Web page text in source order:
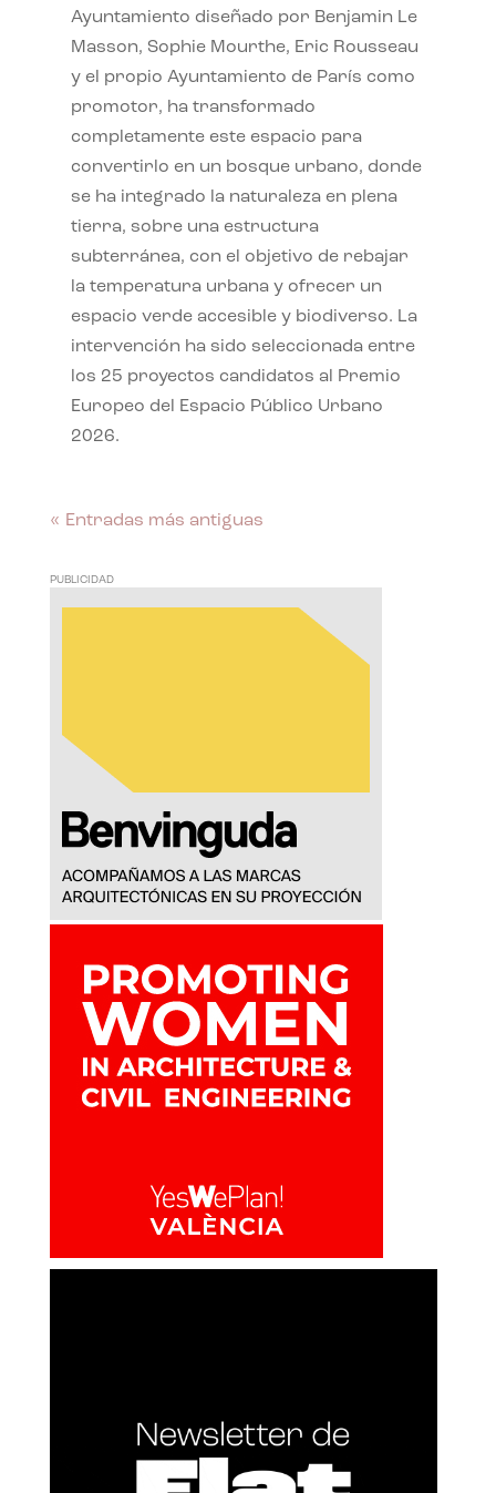
Ayuntamiento diseñado por Benjamin Le
Masson, Sophie Mourthe, Eric Rousseau
y el propio Ayuntamiento de París como
promotor, ha transformado
completamente este espacio para
convertirlo en un bosque urbano, donde
se ha integrado la naturaleza en plena
tierra, sobre una estructura
subterránea, con el objetivo de rebajar
la temperatura urbana y ofrecer un
espacio verde accesible y biodiverso. La
intervención ha sido seleccionada entre
los 25 proyectos candidatos al Premio
Europeo del Espacio Público Urbano
2026.
« Entradas más antiguas
PUBLICIDAD